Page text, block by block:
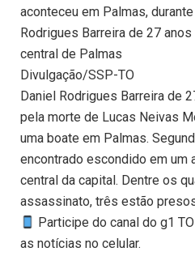
aconteceu em Palmas,
Rodrigues Barreira de 27
central de Palmas
Divulgação/SSP-TO
Daniel Rodrigues Barreira de
pela morte de Lucas Neivas
uma boate em Palmas.
encontrado escondido em um
central da capital. Dentre os
assassinato, três estão
Participe do canal do g1
as notícias no celular.